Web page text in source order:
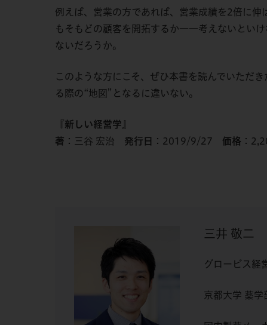
例えば、営業の方であれば、営業成績を2倍に
もそもどの顧客を開拓するか――考えないといけ
ないだろうか。
このような方にこそ、ぜひ本書を読んでいただ
る際の“地図”となるに違いない。
『新しい経営学』
著 ：三谷 宏治 発行日 ：2019/9/27 価格 ：
三井 敬二
グロービス経
京都大学 薬